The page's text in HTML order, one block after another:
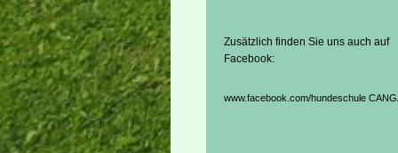
Zusätzlich finden Sie uns auch auf
Facebook:
www.facebook.com/hundeschule